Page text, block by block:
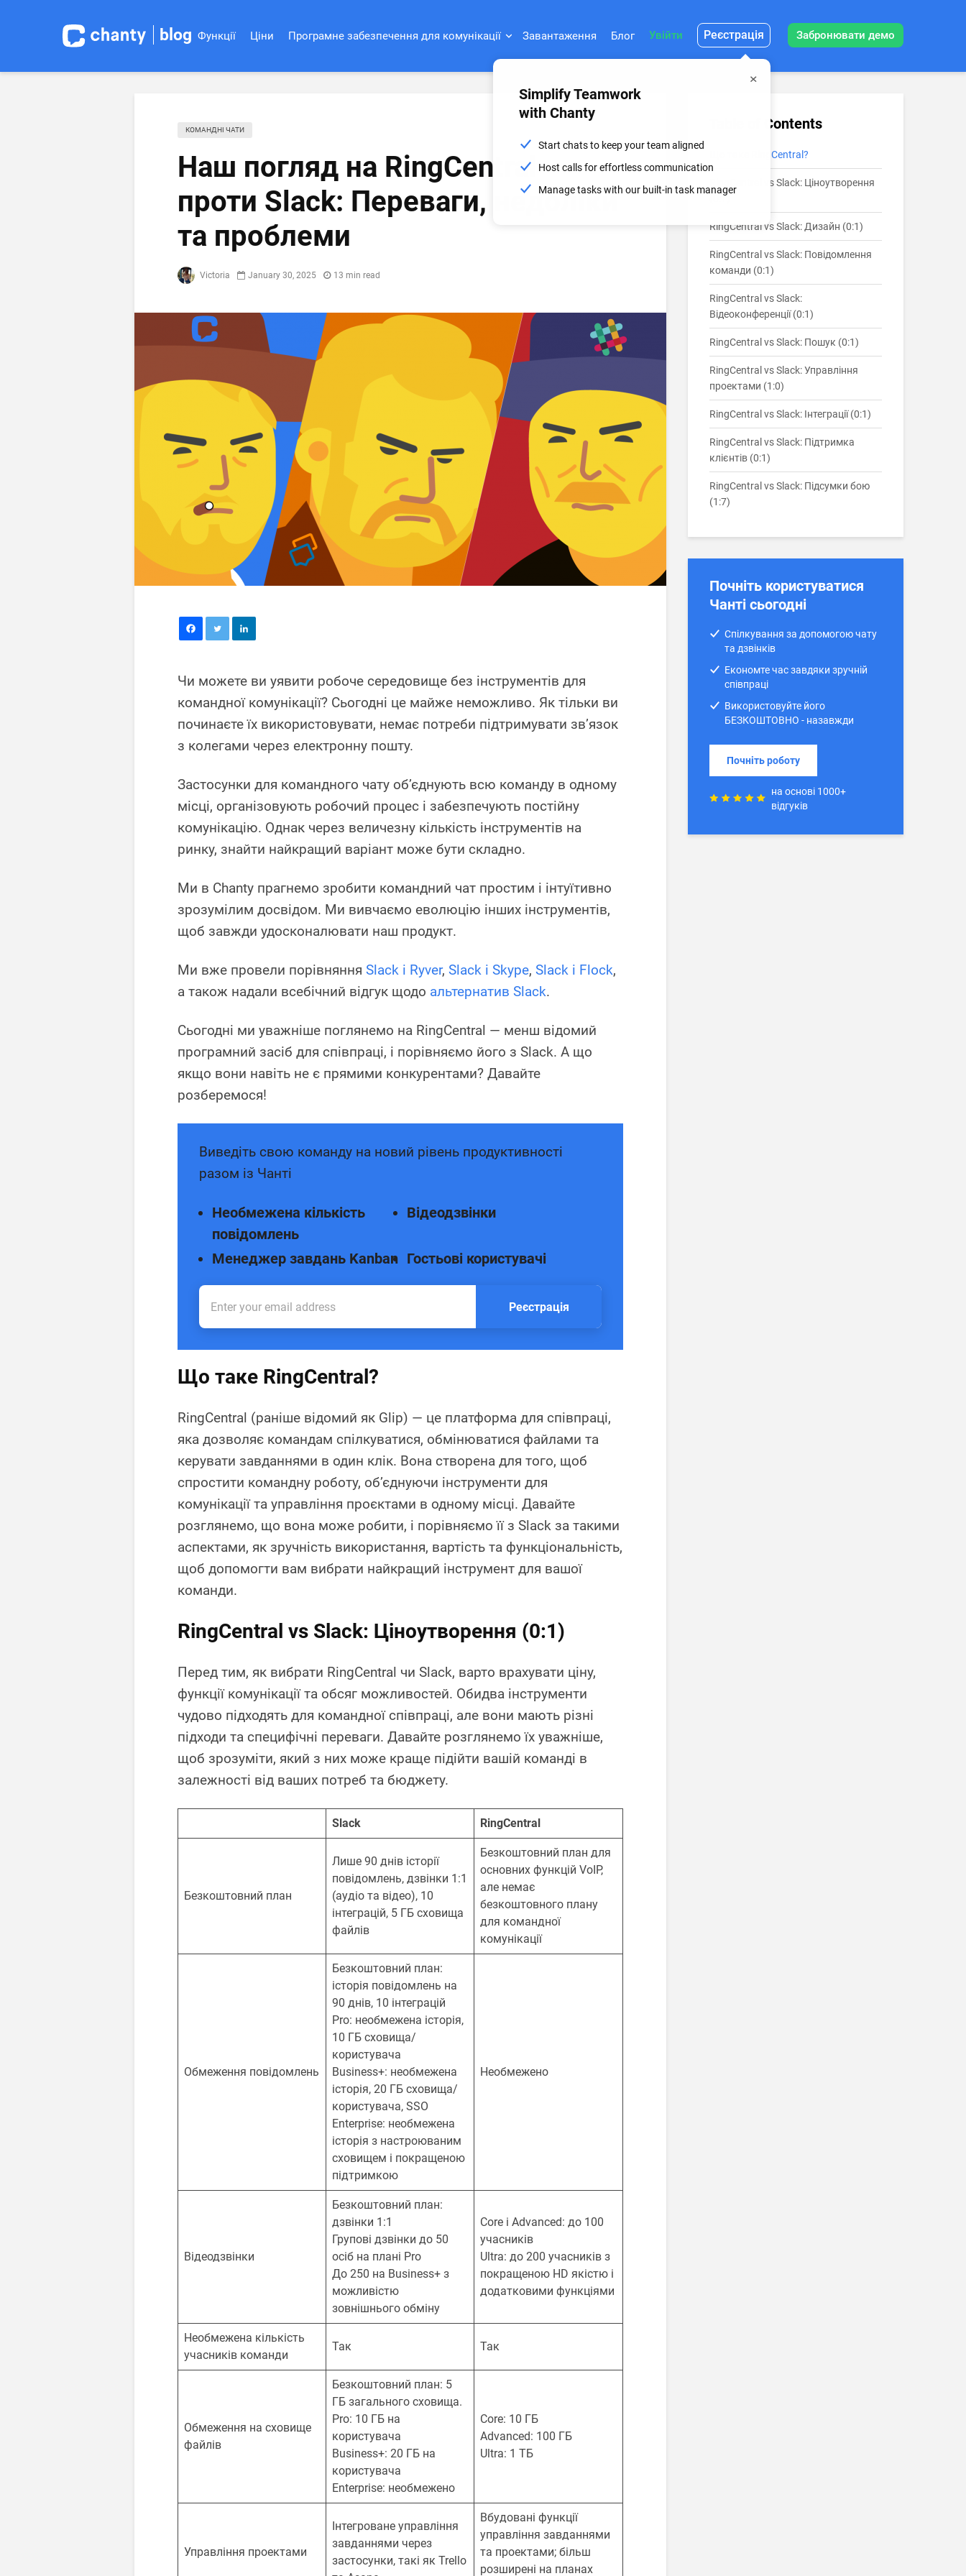
blog Функції Ціни Програмне забезпечення для комунікації Завантаження Блог Увійти Реєстрація
Simplify Teamwork
with Chanty
Start chats to keep your team aligned
Host calls for effortless communication
Manage tasks with our built-in task manager
Забронювати демо
КОМАНДНІ ЧАТИ
Наш погляд на RingCentral
проти Slack: Переваги, недоліки
та проблеми
Victoria January 30, 2025 13 min read
Чи можете ви уявити робоче середовище без інструментів для
командної комунікації? Сьогодні це майже неможливо. Як тільки ви
починаєте їх використовувати, немає потреби підтримувати зв’язок
з колегами через електронну пошту.
Застосунки для командного чату об’єднують всю команду в одному
місці, організовують робочий процес і забезпечують постійну
комунікацію. Однак через величезну кількість інструментів на
ринку, знайти найкращий варіант може бути складно.
Ми в Chanty прагнемо зробити командний чат простим і інтуїтивно
зрозумілим досвідом. Ми вивчаємо еволюцію інших інструментів,
щоб завжди удосконалювати наш продукт.
Ми вже провели порівняння Slack і Ryver, Slack і Skype, Slack і Flock,
а також надали всебічний відгук щодо альтернатив Slack.
Сьогодні ми уважніше поглянемо на RingCentral — менш відомий
програмний засіб для співпраці, і порівняємо його з Slack. А що
якщо вони навіть не є прямими конкурентами? Давайте
розберемося!
Виведіть свою команду на новий рівень продуктивності
разом із Чанті
Необмежена кількість
повідомлень
Відеодзвінки
Менеджер завдань Kanban Гостьові користувачі
Реєстрація
Що таке RingCentral?
RingCentral (раніше відомий як Glip) — це платформа для співпраці,
яка дозволяє командам спілкуватися, обмінюватися файлами та
керувати завданнями в один клік. Вона створена для того, щоб
спростити командну роботу, об’єднуючи інструменти для
комунікації та управління проєктами в одному місці. Давайте
розглянемо, що вона може робити, і порівняємо її з Slack за такими
аспектами, як зручність використання, вартість та функціональність,
щоб допомогти вам вибрати найкращий інструмент для вашої
команди.
RingCentral vs Slack: Ціноутворення (0:1)
Перед тим, як вибрати RingCentral чи Slack, варто врахувати ціну,
функції комунікації та обсяг можливостей. Обидва інструменти
чудово підходять для командної співпраці, але вони мають різні
підходи та специфічні переваги. Давайте розглянемо їх уважніше,
щоб зрозуміти, який з них може краще підійти вашій команді в
залежності від ваших потреб та бюджету.
Slack RingCentral
Безкоштовний план
Лише 90 днів історії
повідомлень, дзвінки 1:1
(аудіо та відео), 10
інтеграцій, 5 ГБ сховища
файлів
Безкоштовний план для
основних функцій VoIP,
але немає
безкоштовного плану
для командної
комунікації
Обмеження повідомлень
Безкоштовний план:
історія повідомлень на
90 днів, 10 інтеграцій
Pro: необмежена історія,
10 ГБ сховища/
користувача
Business+: необмежена
історія, 20 ГБ сховища/
користувача, SSO
Enterprise: необмежена
історія з настроюваним
сховищем і покращеною
підтримкою
Необмежено
Відеодзвінки
Безкоштовний план:
дзвінки 1:1
Групові дзвінки до 50
осіб на плані Pro
До 250 на Business+ з
можливістю
зовнішнього обміну
Core і Advanced: до 100
учасників
Ultra: до 200 учасників з
покращеною HD якістю і
додатковими функціями
Необмежена кількість
учасників команди
Так Так
Обмеження на сховище
файлів
Безкоштовний план: 5
ГБ загального сховища.
Pro: 10 ГБ на
користувача
Business+: 20 ГБ на
користувача
Enterprise: необмежено
Core: 10 ГБ
Advanced: 100 ГБ
Ultra: 1 ТБ
Управління проектами
Інтегроване управління
завданнями через
застосунки, такі як Trello
Вбудовані функції
управління завданнями
та проектами; більш
розширені на планах
Table of Contents
Що таке RingCentral?
RingCentral vs Slack: Ціноутворення
(0:1)
RingCentral vs Slack: Дизайн (0:1)
RingCentral vs Slack: Повідомлення
команди (0:1)
RingCentral vs Slack:
Відеоконференції (0:1)
RingCentral vs Slack: Пошук (0:1)
RingCentral vs Slack: Управління
проектами (1:0)
RingCentral vs Slack: Інтеграції (0:1)
RingCentral vs Slack: Підтримка
клієнтів (0:1)
RingCentral vs Slack: Підсумки бою
(1:7)
Почніть користуватися
Чанті сьогодні
Спілкування за допомогою чату
та дзвінків
Економте час завдяки зручній
співпраці
Використовуйте його
БЕЗКОШТОВНО - назавжди
Почніть роботу
на основі 1000+
відгуків